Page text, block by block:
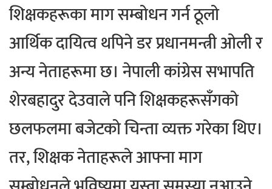
शिक्षकहरूका माग सम्बोधन गर्न ठूलो
आर्थिक दायित्व थपिने डर प्रधानमन्त्री ओली र
अन्य नेताहरूमा छ। नेपाली कांग्रेस सभापति
शेरबहादुर देउवाले पनि शिक्षकहरूसँगको
छलफलमा बजेटको चिन्ता व्यक्त गरेका थिए।
तर, शिक्षक नेताहरूले आफ्ना माग